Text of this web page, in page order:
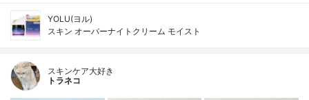
YOLU(ヨル)
スキン オーバーナイトクリーム モイスト
スキンケア大好き
トラネコ